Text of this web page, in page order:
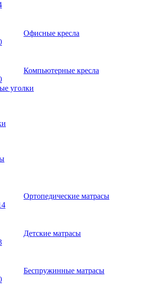
Офисные кресла
Компьютерные кресла
уголки
Ортопедические матрасы
Детские матрасы
Беспружинные матрасы